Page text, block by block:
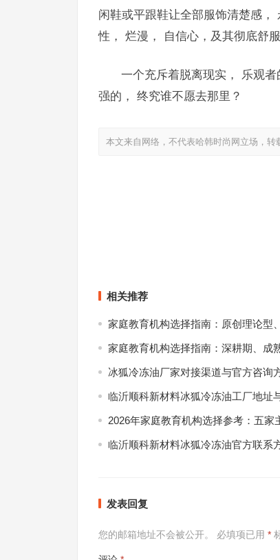
闲鞋或平跟鞋让全部服饰清楚感
性， 烂漫， 自信心，及其彻底舒服
一个充斥着脱离现实， 乐观
强的， 终究谁不愿去那里？
本文来自网络，不代表哈韩时尚网立场，转
相关推荐
家庭教育机构选择指南：原创理论型
家庭教育机构选择指南：深耕期、成
冰狐冷冻油厂家对接渠道与官方咨询
临沂顺科新材料冰狐冷冻油工厂地址
2026年家庭教育机构选择参考：五
临沂顺科新材料冰狐冷冻油官方联系
发表回复
您的邮箱地址不会被公开。 必填项已用 *